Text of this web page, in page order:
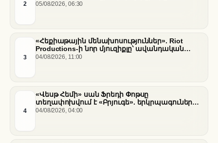
2 05/08/2026, 06:30
3
«Հեքիաթային մենախոսություններ». Riot
Productions-ի նոր մյուզիքլը՝ ավանդական
պատմությունների նոր վերաիմաստավորում
04/08/2026, 11:00
4
«Վեսթ Հեմի» սան Ֆրեդի Փոթսը
տեղափոխվում է «Բրյուգե». երկրպագուների
դժգոհությունը և ակումբի ռազմավարությունը
04/08/2026, 04:00